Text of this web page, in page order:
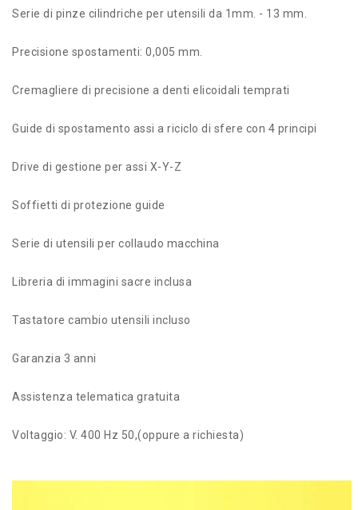
Serie di pinze cilindriche per utensili da 1mm. - 13 mm.
Precisione spostamenti: 0,005 mm.
Cremagliere di precisione a denti elicoidali temprati
Guide di spostamento assi a riciclo di sfere con 4 principi
Drive di gestione per assi X-Y-Z
Soffietti di protezione guide
Serie di utensili per collaudo macchina
Libreria di immagini sacre inclusa
Tastatore cambio utensili incluso
Garanzia 3 anni
Assistenza telematica gratuita
Voltaggio: V. 400 Hz 50,(oppure a richiesta)